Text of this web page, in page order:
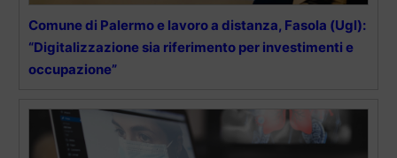
Comune di Palermo e lavoro a distanza, Fasola (Ugl):
“Digitalizzazione sia riferimento per investimenti e
occupazione”